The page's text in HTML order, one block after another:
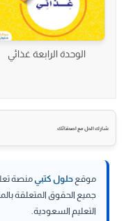
الوحدة الرابعة غذائي
شارك الحل مع اصدقائك
موقع حلول كتبيمنصة
جميع الحقوق المتعلقة
التعليم السعودية.